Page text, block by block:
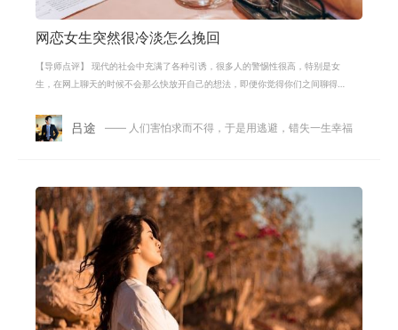
网恋女生突然很冷淡怎么挽回
【导师点评】 现代的社会中充满了各种引诱，很多人的警惕性很高，特别是女
生，在网上聊天的时候不会那么快放开自己的想法，即便你觉得你们之间聊得
吕途 —— 人们害怕求而不得，于是用逃避，错失一生幸福